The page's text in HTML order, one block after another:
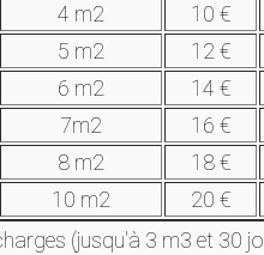
4 m2 10 €
5 m2 12 €
6 m2 14 €
7m2 16 €
8 m2 18 €
10 m2 20 €
(jusqu'à 3 m3 et 30